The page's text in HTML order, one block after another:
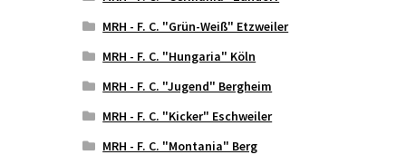
MRH - F. C. "Grün-Weiß" Etzweiler
MRH - F. C. "Hungaria" Köln
MRH - F. C. "Jugend" Bergheim
MRH - F. C. "Kicker" Eschweiler
MRH - F. C. "Montania" Berg